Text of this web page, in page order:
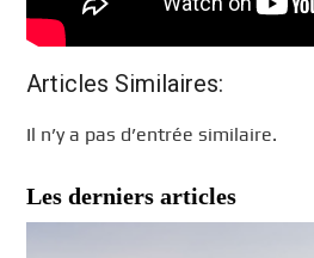
Articles Similaires:
Il n’y a pas d’entrée similaire.
Les derniers articles